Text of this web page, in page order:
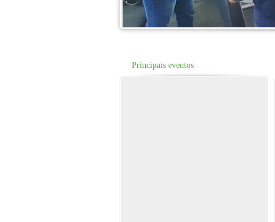
Principais eventos